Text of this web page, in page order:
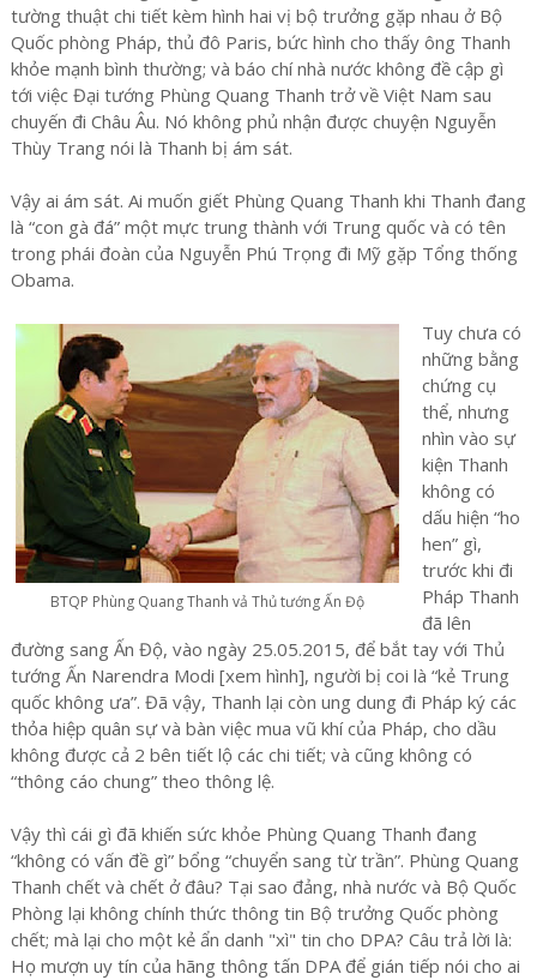
tường thuật chi tiết kèm hình hai vị bộ trưởng gặp nhau ở Bộ
Quốc phòng Pháp, thủ đô Paris, bức hình cho thấy ông Thanh
khỏe mạnh bình thường; và báo chí nhà nước không đề cập gì
tới việc Đại tướng Phùng Quang Thanh trở về Việt Nam sau
chuyến đi Châu Âu. Nó không phủ nhận được chuyện Nguyễn
Thùy Trang nói là Thanh bị ám sát.
Vậy ai ám sát. Ai muốn giết Phùng Quang Thanh khi Thanh đang
là “con gà đá” một mực trung thành với Trung quốc và có tên
trong phái đoàn của Nguyễn Phú Trọng đi Mỹ gặp Tổng thống
Obama.
BTQP Phùng Quang Thanh vả Thủ tướng Ấn Độ
Tuy chưa có
những bằng
chứng cụ
thể, nhưng
nhìn vào sự
kiện Thanh
không có
dấu hiện “ho
hen” gì,
trước khi đi
Pháp Thanh
đã lên
đường sang Ấn Độ, vào ngày 25.05.2015, để bắt tay với Thủ
tướng Ấn Narendra Modi [xem hình], người bị coi là “kẻ Trung
quốc không ưa”. Đã vậy, Thanh lại còn ung dung đi Pháp ký các
thỏa hiệp quân sự và bàn việc mua vũ khí của Pháp, cho dầu
không được cả 2 bên tiết lộ các chi tiết; và cũng không có
“thông cáo chung” theo thông lệ.
Vậy thì cái gì đã khiến sức khỏe Phùng Quang Thanh đang
“không có vấn đề gì” bổng “chuyển sang từ trần”. Phùng Quang
Thanh chết và chết ở đâu? Tại sao đảng, nhà nước và Bộ Quốc
Phòng lại không chính thức thông tin Bộ trưởng Quốc phòng
chết; mà lại cho một kẻ ẩn danh "xì" tin cho DPA? Câu trả lời là:
Họ mượn uy tín của hãng thông tấn DPA để gián tiếp nói cho ai